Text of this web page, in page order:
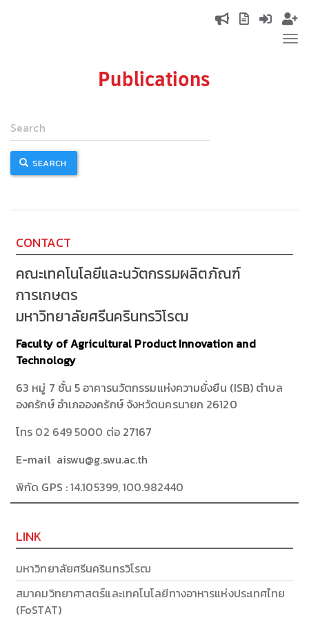
navigation
Publications
SEARCH
CONTACT
คณะเทคโนโลยีและนวัตกรรมผลิตภัณฑ์
การเกษตร
มหาวิทยาลัยศรีนครินทรวิโรฒ
Faculty of Agricultural Product Innovation and
Technology
63 หมู่ 7 ชั้น 5 อาคารนวัตกรรมแห่งความยั่งยืน (ISB) ตำบล
องครักษ์ อำเภอองครักษ์ จังหวัดนครนายก 26120
โทร 02 649 5000 ต่อ 27167
E-mail aiswu@g.swu.ac.th
พิกัด GPS :14.105399, 100.982440
LINK
มหาวิทยาลัยศรีนครินทรวิโรฒ
สมาคมวิทยาศาสตร์และเทคโนโลยีทางอาหารแห่งประเทศไทย
(FoSTAT)